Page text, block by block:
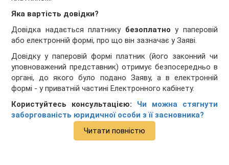
Яка вартість довідки?
Довідка надається платнику безоплатно у паперовій
або електронній формі, про що він зазначає у Заяві.
Довідку у паперовій формі платник (його законний чи
уповноважений представник) отримує безпосередньо в
органі, до якого було подано Заяву, а в електронній
формі - у приватній частині Електронного кабінету.
Користуйтесь консультацією: Чи можна стягнути
заборгованість юридичної особи з її засновника?
Читати повністю